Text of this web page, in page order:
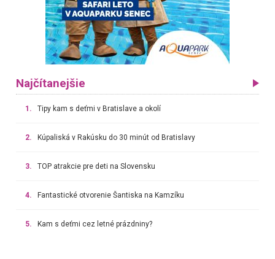
Najčítanejšie
1. Tipy kam s deťmi v Bratislave a okolí
2. Kúpaliská v Rakúsku do 30 minút od Bratislavy
3. TOP atrakcie pre deti na Slovensku
4. Fantastické otvorenie Šantiska na Kamzíku
5. Kam s deťmi cez letné prázdniny?